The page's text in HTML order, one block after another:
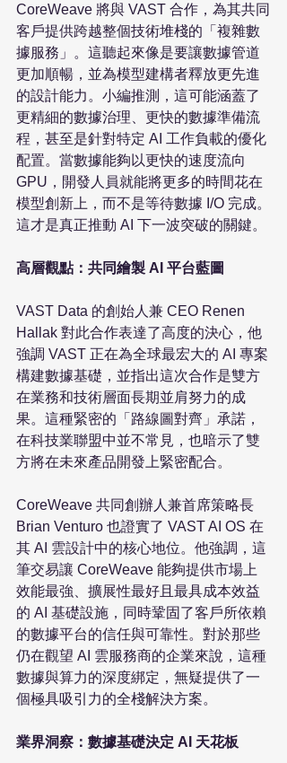
CoreWeave 將與 VAST 合作，為其共同
客戶提供跨越整個技術堆棧的「複雜數
據服務」。這聽起來像是要讓數據管道
更加順暢，並為模型建構者釋放更先進
的設計能力。小編推測，這可能涵蓋了
更精細的數據治理、更快的數據準備流
程，甚至是針對特定 AI 工作負載的優化
配置。當數據能夠以更快的速度流向
GPU，開發人員就能將更多的時間花在
模型創新上，而不是等待數據 I/O 完成。
這才是真正推動 AI 下一波突破的關鍵。
高層觀點：共同繪製 AI 平台藍圖
VAST Data 的創始人兼 CEO Renen
Hallak 對此合作表達了高度的決心，他
強調 VAST 正在為全球最宏大的 AI 專案
構建數據基礎，並指出這次合作是雙方
在業務和技術層面長期並肩努力的成
果。這種緊密的「路線圖對齊」承諾，
在科技業聯盟中並不常見，也暗示了雙
方將在未來產品開發上緊密配合。
CoreWeave 共同創辦人兼首席策略長
Brian Venturo 也證實了 VAST AI OS 在
其 AI 雲設計中的核心地位。他強調，這
筆交易讓 CoreWeave 能夠提供市場上
效能最強、擴展性最好且最具成本效益
的 AI 基礎設施，同時鞏固了客戶所依賴
的數據平台的信任與可靠性。對於那些
仍在觀望 AI 雲服務商的企業來說，這種
數據與算力的深度綁定，無疑提供了一
個極具吸引力的全棧解決方案。
業界洞察：數據基礎決定 AI 天花板